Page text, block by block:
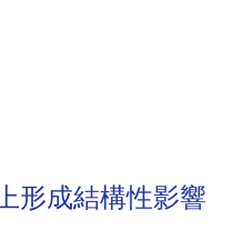
形成結構性影響